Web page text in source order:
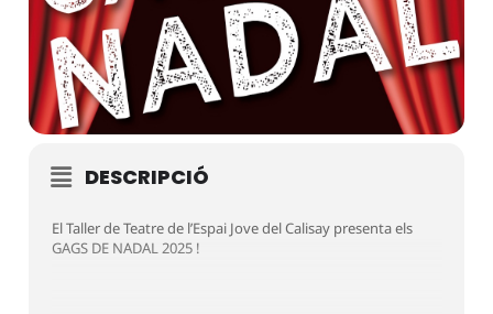
DESCRIPCIÓ
El Taller de Teatre de l’Espai Jove del Calisay presenta els
GAGS DE NADAL 2025 !